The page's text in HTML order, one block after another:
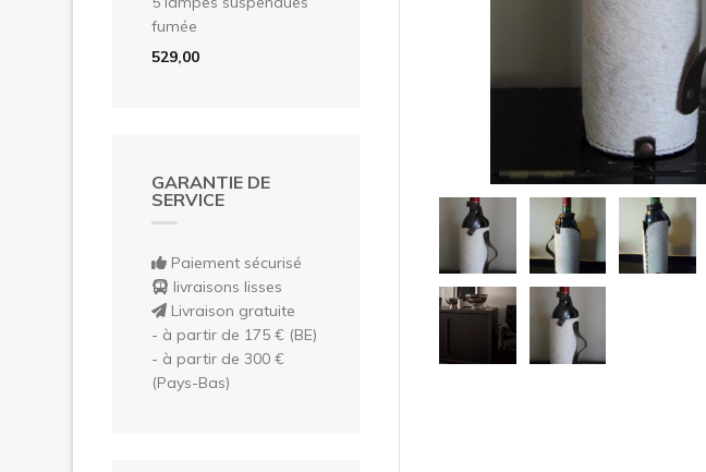
fumée
529,00
GARANTIE DE
SERVICE
Paiement sécurisé
livraisons lisses
Livraison gratuite
- à partir de 175 € (BE)
- à partir de 300 €
(Pays-Bas)